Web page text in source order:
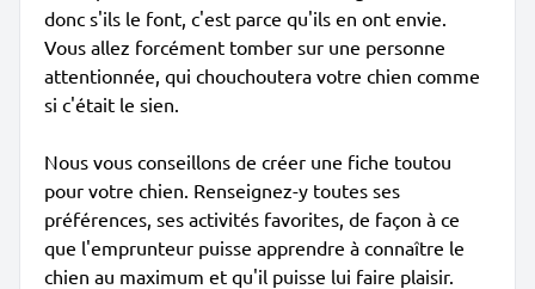
donc s'ils le font, c'est parce qu'ils en ont envie.
Vous allez forcément tomber sur une personne
attentionnée, qui chouchoutera votre chien comme
si c'était le sien.
Nous vous conseillons de créer une fiche toutou
pour votre chien. Renseignez-y toutes ses
préférences, ses activités favorites, de façon à ce
que l'emprunteur puisse apprendre à connaître le
chien au maximum et qu'il puisse lui faire plaisir.